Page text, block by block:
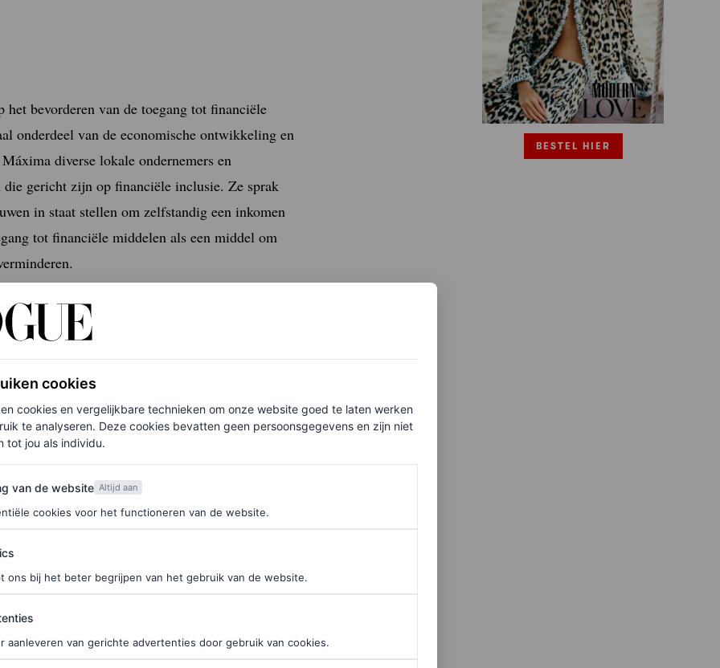
bevorderen van de toegang tot financiële
onderdeel van de economische ontwikkeling en
diverse lokale ondernemers en
gericht zijn op financiële inclusie. Ze sprak
in staat stellen om zelfstandig een inkomen
tot financiële middelen als een middel om
Natan, bestaande uit een lichtroze rok en
suède pumps van Gianvito Rossi. Haar
aard van het bezoek. Wat echter opviel, was
en heeft een bijzondere geschiedenis. Het
prins Claus in 1966.
hier in voor de Vogue-nieuwsbrief.
al eeuwenlang verbonden is aan het
die omgeven is door drie
liet Máxima echter weg. Het kostbare
tot haar overlijden in 1877 koningin van
BESTEL HIER
cookies
cookies en vergelijkbare technieken om onze website goed te laten werken
te analyseren. Deze cookies bevatten geen persoonsgegevens en zijn niet
tot jou als individu.
de website
van de website Altijd aan
cookies voor het functioneren van de website.
ons bij het beter begrijpen van het gebruik van de website.
aanleveren van gerichte advertenties door gebruik van cookies.